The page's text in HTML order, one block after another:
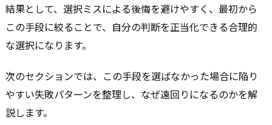
結果として、選択ミスによる後悔を避けやすく、最初から
この手段に絞ることで、自分の判断を正当化できる合理的
な選択になります。
次のセクションでは、この手段を選ばなかった場合に陥り
やすい失敗パターンを整理し、なぜ遠回りになるのかを解
説します。